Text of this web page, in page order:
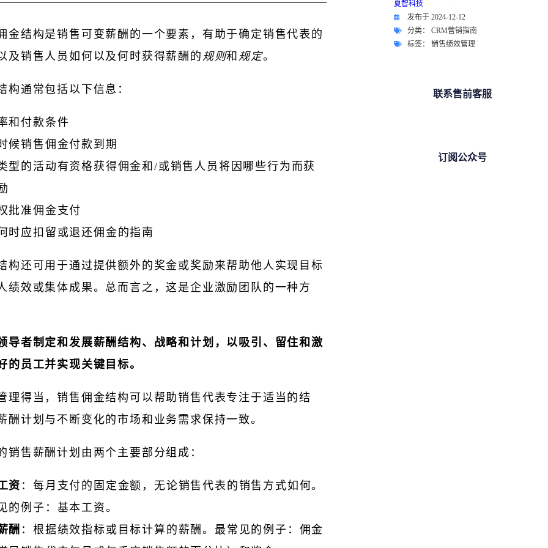
金结构是销售可变薪酬的一个要素，有助于确定销售代表的
及销售人员如何以及何时获得薪酬的 规则和 规定。
构通常包括以下信息：
和付款条件
候销售佣金付款到期
型的活动有资格获得佣金和/或销售人员将因哪些行为而获
批准佣金支付
时应扣留或退还佣金的指南
构还可用于通过提供额外的奖金或奖励来帮助他人实现目标
绩效或集体成果。总而言之，这是企业激励团队的一种方
导者制定和发展薪酬结构、战略和计划，以吸引、留住和激
的员工并实现关键目标。
理得当，销售佣金结构可以帮助销售代表专注于适当的结
酬计划与不断变化的市场和业务需求保持一致。
销售薪酬计划由两个主要部分组成：
资 ：每月支付的固定金额，无论销售代表的销售方式如何。
的例子：基本工资。
酬 ：根据绩效指标或目标计算的薪酬。最常见的例子：佣金
发布于 2024-12-12
分类：
CRM营销指南
标签：
销售绩效管理
联系售前客服
订阅公众号